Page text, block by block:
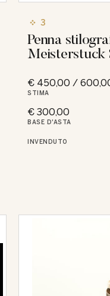
3
Penna
Meisterstuck
€ 450,00 /
STIMA
€ 300,00
BASE D'ASTA
INVENDUTO